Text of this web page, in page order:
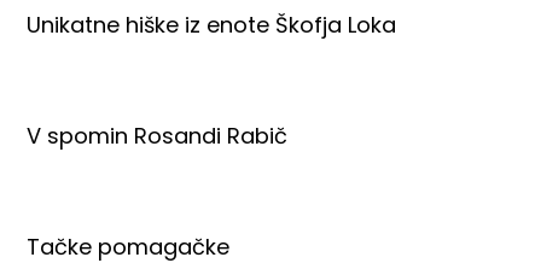
Unikatne hiške iz enote Škofja Loka
V spomin Rosandi Rabič
Tačke pomagačke